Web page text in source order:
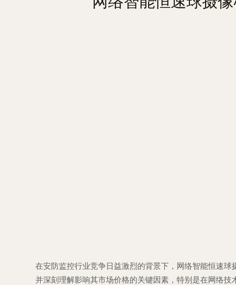
在安防监控行业竞争日益激烈的背景下，网络智能恒速
并深刻理解影响其市场价格的关键因素，特别是在网络技